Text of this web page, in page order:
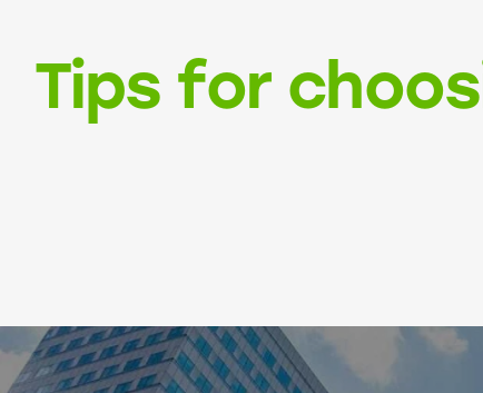
Tips for